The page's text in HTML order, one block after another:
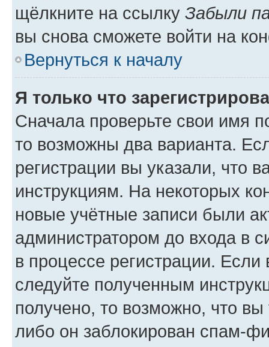
щёлкните на ссылку Забыли
вы снова сможете войти на
Вернуться к началу
Я только что
Сначала проверьте свои имя
то возможны два варианта.
регистрации вы указали, что
инструкциям. На некоторых
новые учётные записи были
администратором до входа в
в процессе регистрации.
следуйте полученным
получено, то возможно, что
либо он заблокирован спам-